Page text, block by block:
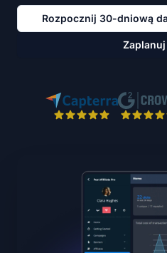
Rozpocznij 30-dniową